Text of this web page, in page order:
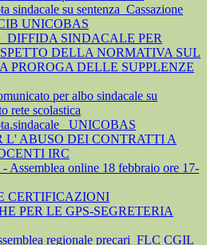
sindacale su sentenza_Cassazione
UNICOBAS
SINDACALE PER
DELLA NORMATIVA SUL
PROROGA DELLE SUPPLENZE
per albo sindacale su
rete scolastica
_UNICOBAS
L' ABUSO DEI CONTRATTI A
IRC
Assemblea online 18 febbraio ore 17-
CERTIFICAZIONI
PER LE GPS-SEGRETERIA
regionale precari_FLC CGIL